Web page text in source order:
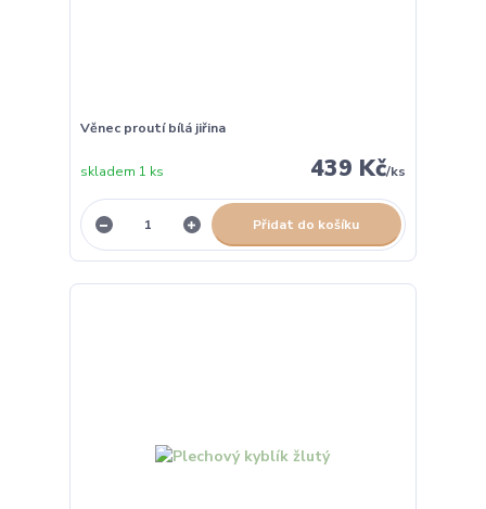
Věnec proutí bílá jiřina
439 Kč/ks
skladem 1 ks
Přidat do košíku